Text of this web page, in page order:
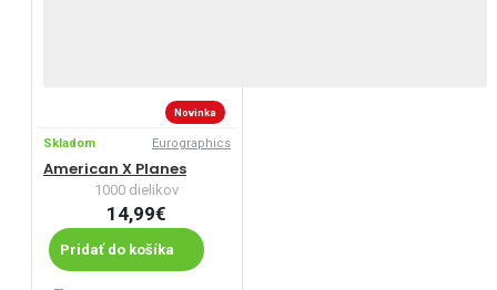
Novinka
Skladom Eurographics
American X Planes
1000 dielikov
14,99€
Pridať do košíka